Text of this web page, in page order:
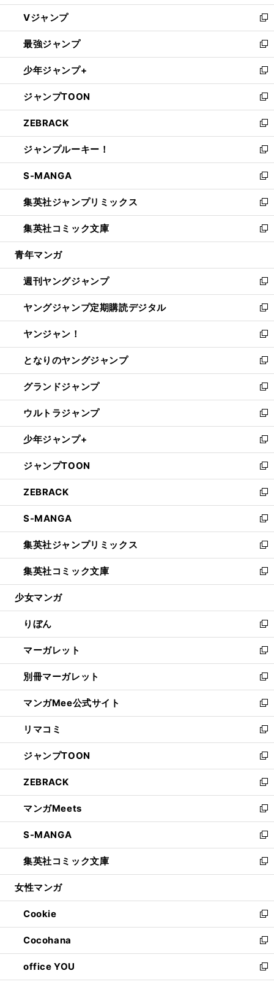
ウ
ィ
ン
ド
ウ
で
開
く
し
い
ウ
ィ
ン
ド
ウ
で
開
く
Vジャンプ
新
し
い
ウ
ィ
ン
ド
ウ
で
開
く
最強ジャンプ
新
し
い
ウ
ィ
ン
ド
ウ
で
開
く
少年ジャンプ+
新
し
い
ウ
ィ
ン
ド
ウ
で
開
く
ジャンプTOON
新
し
い
ウ
ィ
ン
ド
ウ
で
開
く
ZEBRACK
新
し
い
ウ
ィ
ン
ド
ウ
で
開
ジャンプルーキー！
新
し
い
ウ
ィ
ン
ド
ウ
開
く
S-MANGA
新
し
い
ウ
ィ
ン
ウ
で
開
く
集英社ジャンプリミックス
新
し
い
ウ
ン
ド
ウ
で
開
く
集英社コミック文庫
新
し
ウ
ィ
ン
ド
ウ
で
開
く
青年マンガ
週刊ヤングジャンプ
新
し
い
ウ
ィ
ン
ド
ウ
で
開
く
ヤングジャンプ定期購読デジタル
新
し
い
ウ
ィ
ン
ド
ウ
で
開
く
ヤンジャン！
新
し
い
ウ
ィ
ン
ド
ウ
で
開
く
となりのヤングジャンプ
新
し
い
ウ
ィ
ン
ド
ウ
で
開
く
グランドジャンプ
新
し
い
ウ
ィ
ン
ド
ウ
で
開
く
ウルトラジャンプ
新
し
い
ウ
ィ
ン
ド
ウ
で
開
く
少年ジャンプ+
新
し
い
ウ
ィ
ン
ド
ウ
で
開
く
ジャンプTOON
新
し
い
ウ
ィ
ン
ド
ウ
で
開
ZEBRACK
新
し
い
ウ
ィ
ン
ド
ウ
開
く
S-MANGA
新
し
い
ウ
ィ
ン
ウ
で
開
く
集英社ジャンプリミックス
新
し
い
ウ
ン
ド
ウ
で
開
く
集英社コミック文庫
新
し
ウ
ィ
ン
ド
ウ
で
開
く
少女マンガ
りぼん
新
し
い
ウ
ィ
ン
ド
ウ
で
開
く
マーガレット
新
し
い
ウ
ィ
ン
ド
ウ
で
開
く
別冊マーガレット
新
し
い
ウ
ィ
ン
ド
ウ
で
開
く
マンガMee公式サイト
新
し
い
ウ
ィ
ン
ド
ウ
で
開
く
リマコミ
新
し
い
ウ
ィ
ン
ド
ウ
で
開
く
ジャンプTOON
新
し
い
ウ
ィ
ン
ド
ウ
で
開
ZEBRACK
新
し
い
ウ
ィ
ン
ド
ウ
開
く
マンガMeets
新
し
い
ウ
ィ
ン
ウ
で
開
く
S-MANGA
新
し
い
ウ
ン
ド
ウ
で
開
く
集英社コミック文庫
新
し
ウ
ィ
ン
ド
ウ
で
開
女性マンガ
Cookie
新
し
い
ウ
ィ
ン
Cocohana
新
し
い
ウ
office YOU
新
し